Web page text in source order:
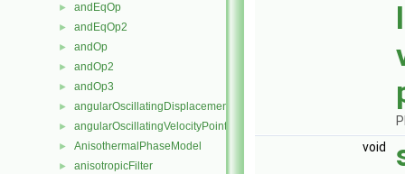
► andEqOp
► andEqOp2
► andOp
► andOp2
► andOp3
► angularOscillatingDisplacementPointPatchVectorField
► angularOscillatingVelocityPointPatchVectorField
► AnisothermalPhaseModel
► anisotropicFilter
void